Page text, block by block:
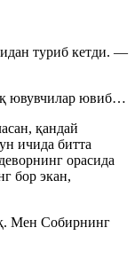
туриб кетди. —
ювувчилар ювиб…
қандай
ичида битта
орасида
бор экан,
Мен Собирнинг